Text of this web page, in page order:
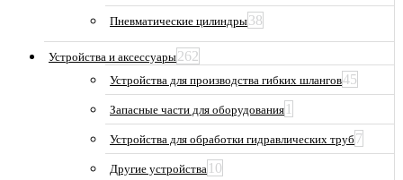
Пневматические цилиндры38
Устройства и аксессуары262
Устройства для производства гибких шлангов45
Запасные части для оборудования 1
Устройства для обработки гидравлических труб 7
Другие устройства 10